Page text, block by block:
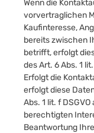
Wenn die
vorvertraglichen
Kaufinteresse,
bereits zwischen
betrifft, erfolgt
des Art. 6 Abs. 1
Erfolgt die
erfolgt diese
Abs. 1 lit. f
berechtigten
Beantwortung